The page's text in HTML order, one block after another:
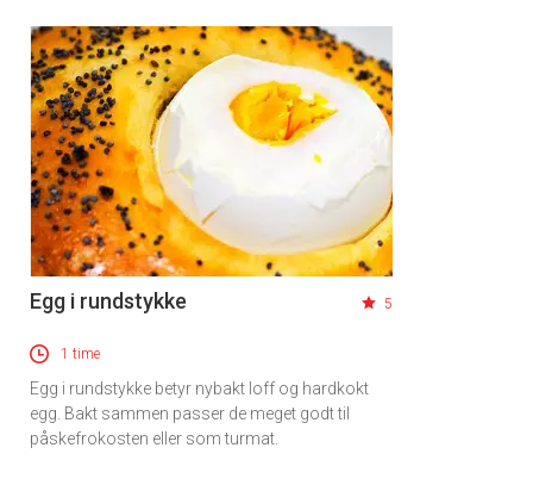
Egg i rundstykke 5
1 time
Egg i rundstykke betyr nybakt loff og hardkokt
egg. Bakt sammen passer de meget godt til
påskefrokosten eller som turmat.